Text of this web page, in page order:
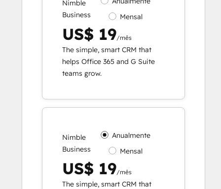
Nimble
Business
Mensal
US$ 19/mês
The simple, smart CRM that
helps Office 365 and G Suite
teams grow.
Nimble
Business
Anualmente
Mensal
US$ 19/mês
The simple, smart CRM that